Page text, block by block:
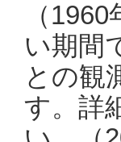
（
い期間
との観
す。詳